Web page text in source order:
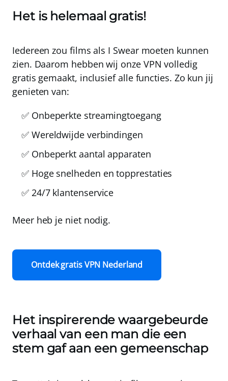
Het is helemaal gratis!
Iedereen zou films als I Swear moeten kunnen
zien. Daarom hebben wij onze VPNvolledig
gratis gemaakt, inclusief alle functies. Zo kun jij
genieten van:
✅ Onbeperkte streamingtoegang
✅ Wereldwijde verbindingen
✅ Onbeperkt aantal apparaten
✅ Hoge snelheden en topprestaties
✅ 24/7 klantenservice
Meer heb je niet nodig.
Ontdek gratis VPN Nederland
Het inspirerende waargebeurde
verhaal van een man die een
stem gaf aan een gemeenschap